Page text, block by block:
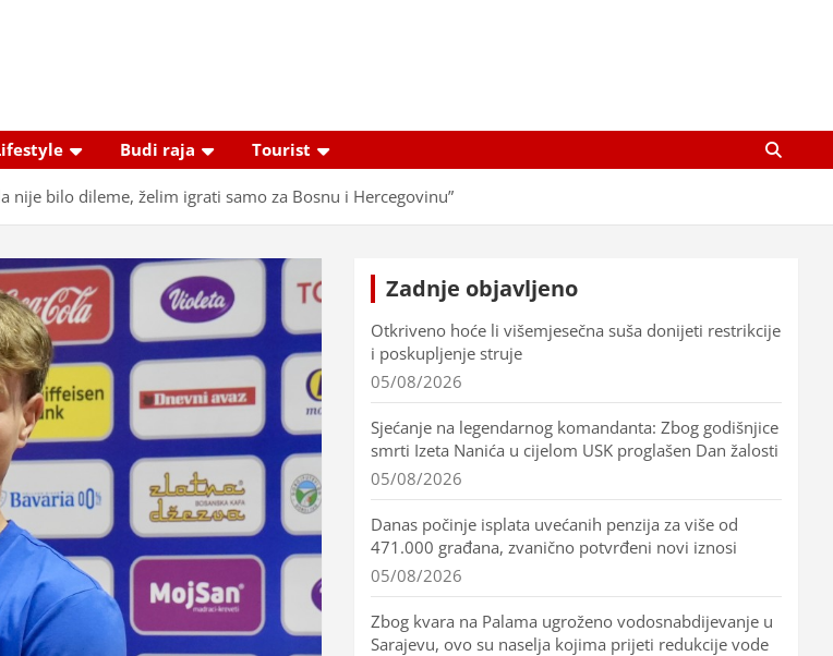
Budi raja Tourist
nije bilo dileme, želim igrati samo za Bosnu i Hercegovinu”
Zadnje objavljeno
Otkriveno hoće li višemjesečna suša donijeti restrikcije
i poskupljenje struje
05/08/2026
Sjećanje na legendarnog komandanta: Zbog godišnjice
smrti Izeta Nanića u cijelom USK proglašen Dan žalosti
05/08/2026
Danas počinje isplata uvećanih penzija za više od
471.000 građana, zvanično potvrđeni novi iznosi
05/08/2026
Zbog kvara na Palama ugroženo vodosnabdijevanje u
Sarajevu, ovo su naselja kojima prijeti redukcije vode